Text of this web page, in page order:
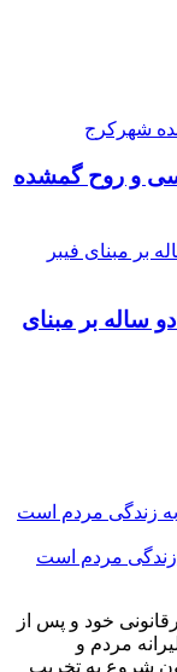
و روح گمشده
ساله بر مبنای
زندگی مردم است
خود و پس از
مردم و
شروع به تخریب